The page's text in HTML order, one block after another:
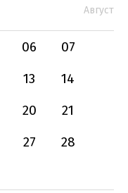
Август
06
07
13
14
20
21
27
28